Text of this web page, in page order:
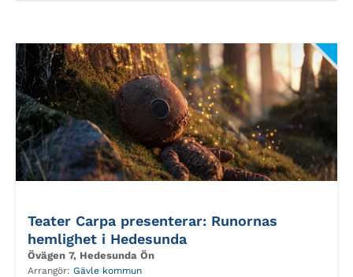
Teater Carpa presenterar: Runornas
hemlighet i Hedesunda
Övägen 7, Hedesunda Ön
Arrangör: Gävle kommun